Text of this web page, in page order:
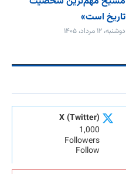
تاریخ است»
دوشنبه، ۱۲ مرداد، ۱۴۰۵
X (Twitter)
1,000
Followers
Follow